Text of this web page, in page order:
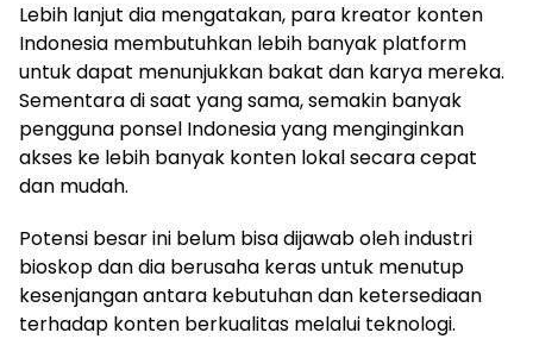
Lebih lanjut dia mengatakan, para kreator konten
Indonesia membutuhkan lebih banyak platform
untuk dapat menunjukkan bakat dan karya mereka.
Sementara di saat yang sama, semakin banyak
pengguna ponsel Indonesia yang menginginkan
akses ke lebih banyak konten lokal secara cepat
dan mudah.
Potensi besar ini belum bisa dijawab oleh industri
bioskop dan dia berusaha keras untuk menutup
kesenjangan antara kebutuhan dan ketersediaan
terhadap konten berkualitas melalui teknologi.